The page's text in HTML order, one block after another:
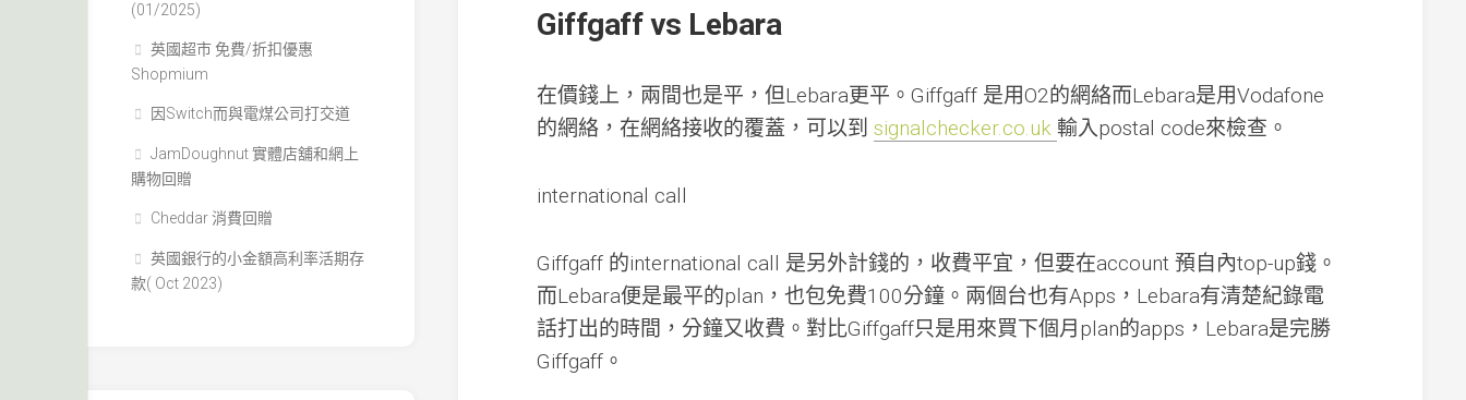
電
準
&
考
Giffgaff vs Lebara
在價錢上，兩間也是平，但Lebara更平。Giffgaff 是用O2的網絡而Lebara是用Vodafone
的網絡，在網絡接收的覆蓋，可以到 signalchecker.co.uk 輸入postal code來檢查。
international call
Giffgaff 的international call 是另外計錢的，收費平宜，但要在account 預自內top-up錢。
而Lebara便是最平的plan，也包免費100分鐘。兩個台也有Apps，Lebara有清楚紀錄電
話打出的時間，分鐘又收費。對比Giffgaff只是用來買下個月plan的apps，Lebara是完勝
Giffgaff。
(01/2025)
英國超市 免費/折扣優惠
Shopmium
因Switch而與電煤公司打交道
JamDoughnut 實體店舖和網上
購物回贈
Cheddar 消費回贈
英國銀行的小金額高利率活期存
款( Oct 2023)